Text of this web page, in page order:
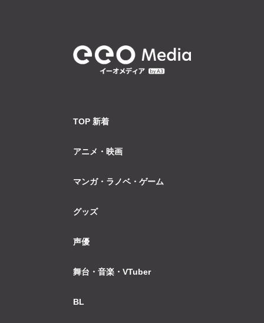
TOP 新着
アニメ・映画
マンガ・ラノベ・ゲーム
グッズ
声優
舞台・音楽・VTuber
BL